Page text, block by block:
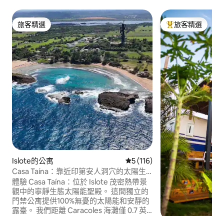
旅客精選
旅客精選
Islote的公寓 從 116 則評價中獲得 5 的平
5 (116)
Casa Taína：靠近印第安人洞穴的太陽生
態住宿
體驗 Casa Taína：位於 Islote 茂密熱帶景
觀中的寧靜生態太陽能聖殿。 這間獨立的
門禁公寓提供100%無憂的太陽能和安靜的
露臺。 我們距離 Caracoles 海灘僅 0.7 英
旅客精選榜首
旅客精選